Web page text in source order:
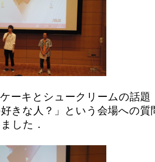
ーキとシュークリームの話題
好きな人？」という会場への
した．